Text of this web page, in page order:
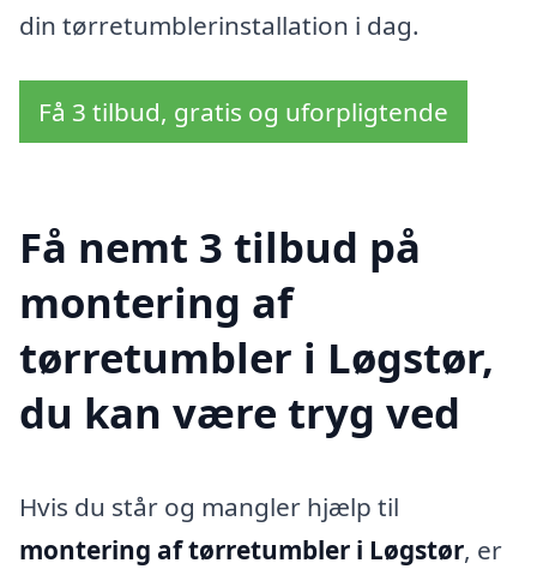
din tørretumblerinstallation i dag.
Få 3 tilbud, gratis og uforpligtende
Få nemt 3 tilbud på
montering af
tørretumbler i Løgstør,
du kan være tryg ved
Hvis du står og mangler hjælp til
montering af tørretumbler i Løgstør, er